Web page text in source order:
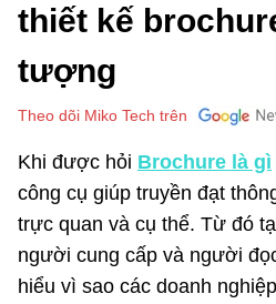
thiết kế
tượng
Theo dõi Miko Tech trên
Khi được hỏi Brochure là gì
công cụ giúp truyền đạt
trực quan và cụ thể. Từ đó
người cung cấp và người
hiểu vì sao các doanh